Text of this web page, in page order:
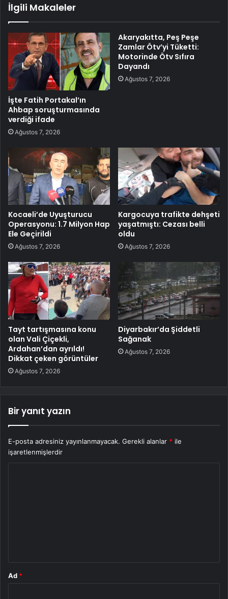
İlgili Makaleler
İşte Fatih Portakal’ın
Ahbap soruşturmasında
verdiği ifade
Ağustos 7, 2026
Akaryakıtta, Peş Peşe
Zamlar Ötv’yi Tüketti:
Motorinde Ötv Sıfıra
Dayandı
Ağustos 7, 2026
Kocaeli’de Uyuşturucu
Operasyonu: 1.7 Milyon Hap
Ele Geçirildi
Ağustos 7, 2026
Kargocuya trafikte dehşeti
yaşatmıştı: Cezası belli
oldu
Ağustos 7, 2026
Tayt tartışmasına konu
olan Vali Çiçekli,
Ardahan’dan ayrıldı!
Dikkat çeken görüntüler
Ağustos 7, 2026
Diyarbakır’da Şiddetli
Sağanak
Ağustos 7, 2026
Bir yanıt yazın
E-posta adresiniz yayınlanmayacak. Gerekli alanlar * ile
işaretlenmişlerdir
Ad *